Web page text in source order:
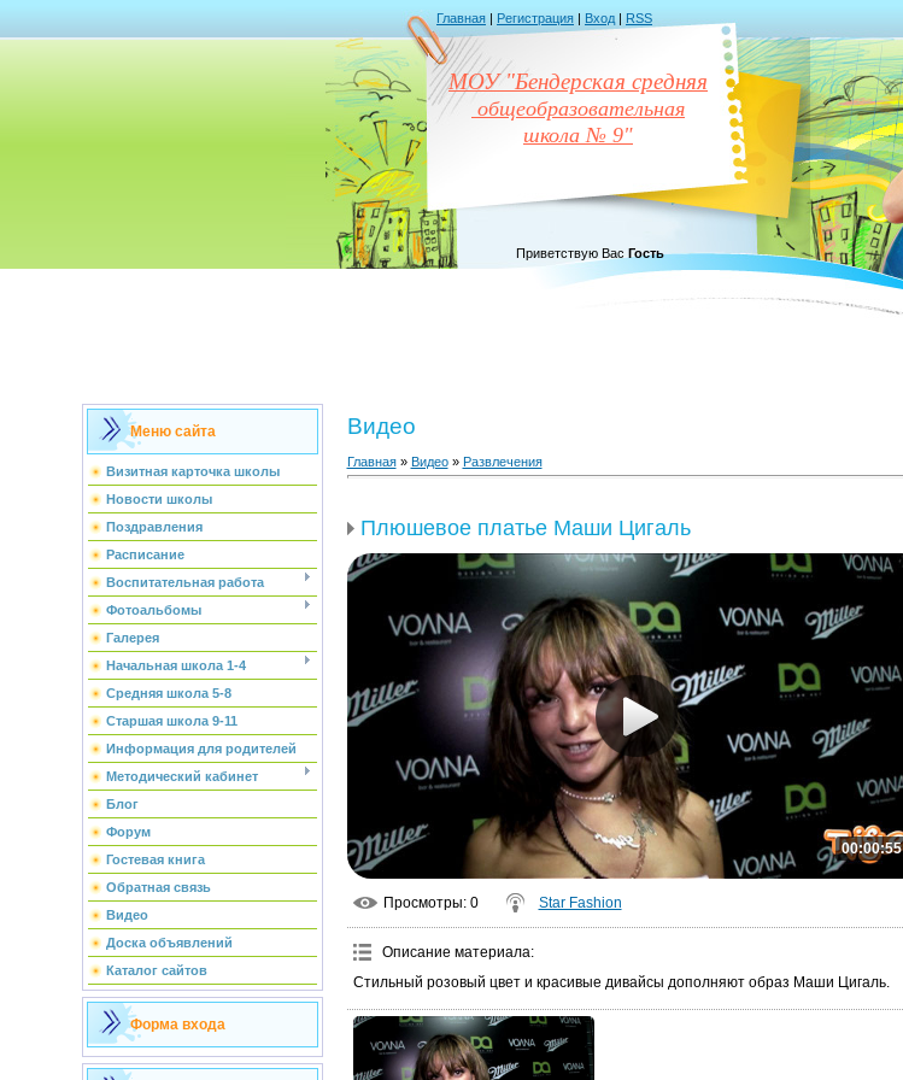
Главная | Регистрация | Вход | RSS
МОУ "Бендерская средняя
общеобразовательная
школа № 9"
Приветствую Вас Гость
Меню сайта
Визитная карточка школы
Новости школы
Поздравления
Расписание
Воспитательная работа
Фотоальбомы
Галерея
Начальная школа 1-4
Средняя школа 5-8
Старшая школа 9-11
Информация для родителей
Методический кабинет
Блог
Форум
Гостевая книга
Обратная связь
Видео
Доска объявлений
Каталог сайтов
Форма входа
Видео
Главная» Видео» Развлечения
Плюшевое платье Маши Цигаль
00:00:55
Просмотры: 0 Star Fashion
Описание материала:
Стильный розовый цвет и красивые дивайсы дополняют образ Маши Цигаль.